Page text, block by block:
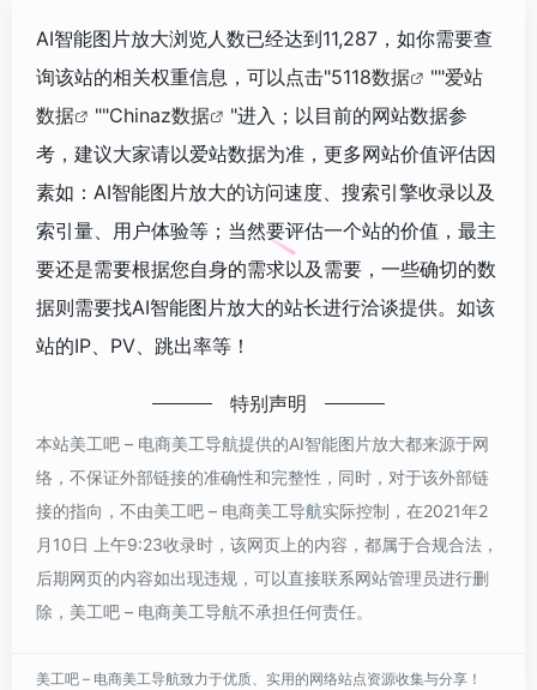
AI智能图片放大浏览人数已经达到11,287，如你需要查
询该站的相关权重信息，可以点击"5118数据 ""爱站
数据
""Chinaz数据
"进入；以目前的网站数据参
考，建议大家请以爱站数据为准，更多网站价值评估因
素如：AI智能图片放大的访问速度、搜索引擎收录以及
索引量、用户体验等；当然要评估一个站的价值，最主
要还是需要根据您自身的需求以及需要，一些确切的数
据则需要找AI智能图片放大的站长进行洽谈提供。如该
站的IP、PV、跳出率等！
特别声明
本站美工吧 – 电商美工导航提供的AI智能图片放大都来源于网
络，不保证外部链接的准确性和完整性，同时，对于该外部链
接的指向，不由美工吧 – 电商美工导航实际控制，在2021年2
月10日 上午9:23收录时，该网页上的内容，都属于合规合法，
后期网页的内容如出现违规，可以直接联系网站管理员进行删
除，美工吧 – 电商美工导航不承担任何责任。
美工吧 – 电商美工导航致力于优质、实用的网络站点资源收集与分享！